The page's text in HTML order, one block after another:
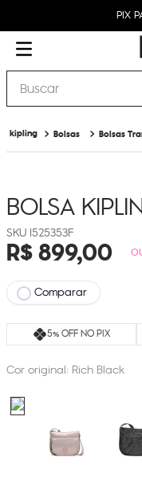
PIX
Buscar
Bolsas Bolsas
BOLSA
I525353F
R$899,00
Comparar
5% OFF NO PIX
Cor original: Rich Black